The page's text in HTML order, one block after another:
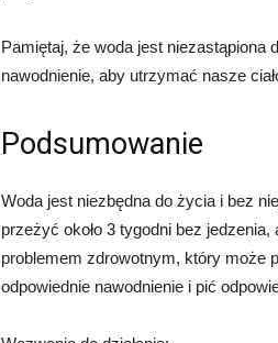
Pamiętaj, że woda jest niezastąpiona
nawodnienie, aby utrzymać nasze
Podsumowanie
Woda jest niezbędna do życia i bez
przeżyć około 3 tygodni bez
problemem zdrowotnym, który może
odpowiednie nawodnienie i pić